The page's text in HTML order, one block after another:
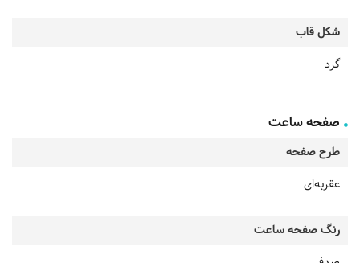
شکل قاب
گرد
صفحه ساعت
طرح صفحه
عقربه‌ای
رنگ صفحه ساعت